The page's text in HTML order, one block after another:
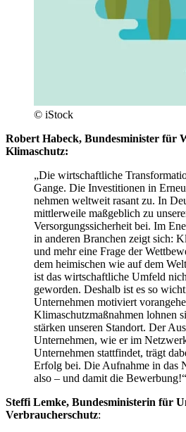
© iStock
Robert Habeck, Bundesminister für
Klimaschutz:
„Die wirtschaftliche
Gange. Die Investitionen in
nehmen weltweit rasant zu. In
mittlerweile maßgeblich zu
Versorgungssicherheit bei. Im
in anderen Branchen zeigt sich:
und mehr eine Frage der
dem heimischen wie auf dem
ist das wirtschaftliche Umfeld
geworden. Deshalb ist es so
Unternehmen motiviert
Klimaschutzmaßnahmen lohnen
stärken unseren Standort. Der
Unternehmen, wie er im
Unternehmen stattfindet, trägt
Erfolg bei. Die Aufnahme in das
also – und damit die Bewerbung!“
Steffi Lemke, Bundesministerin für
Verbraucherschutz: